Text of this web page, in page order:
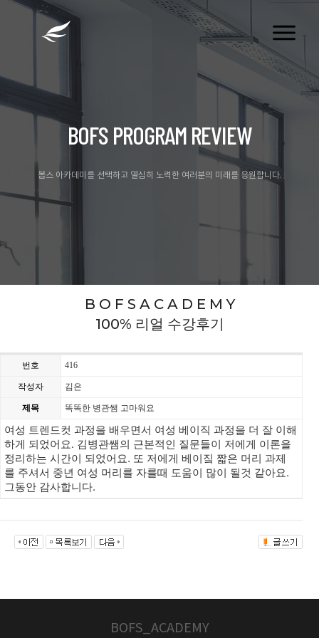
BOFS PROGRAM REVIEW
봅스 아카데미를 선택하고 열심히 노력한 여러분의 미래를 응원합니다.
B O F S A C A D E M Y
100% 리얼 수강후기
번호 416
작성자 김은
제목 똑똑한 병관쌤 고마워요
여성 트렌드컷 과정을 배우면서 여성 베이직 과정을 더 잘 이해
하게 되었어요. 김병관쌤의 근본적인 질문들이 저에게 이론을
정리하는 시간이 되었어요. 또 저에게 베이짘 짧은 머리 과제
를 주셔서 중년 여성 머리를 자를때 도움이 많이 될것 같아요.
그동안 감사합니다.
BOFS_ACADEMY